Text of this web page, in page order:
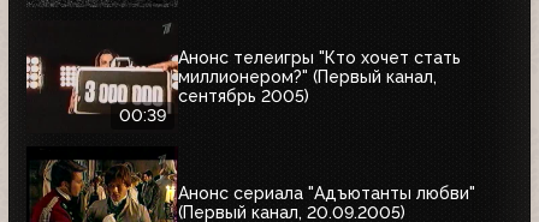
00:39
Анонс телеигры "Кто хочет стать
миллионером?" (Первый канал,
сентябрь 2005)
Анонс сериала "Адъютанты любви"
(Первый канал, 20.09.2005)